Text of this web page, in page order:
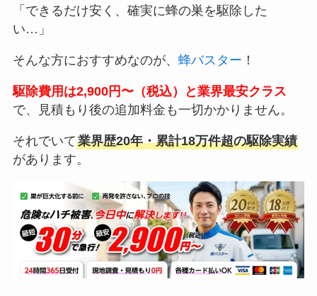
「できるだけ安く、確実に蜂の巣を駆除した
い…」
そんな方におすすめなのが、 蜂バスター ！
駆除費用は2,900円〜（税込）と業界最安クラス
で、見積もり後の追加料金も一切かかりません。
それでいて業界歴20年・累計18万件超の駆除実績
があります。